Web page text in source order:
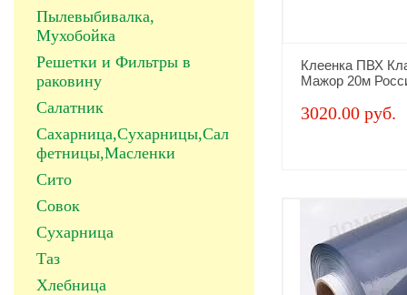
Пылевыбивалка,
Мухобойка
Решетки и Фильтры в
раковину
Салатник
Сахарница,Сухарницы,Сал
фетницы,Масленки
Сито
Совок
Сухарница
Таз
Хлебница
Клеенка ПВХ
Мажор 20м
3020.00 руб.